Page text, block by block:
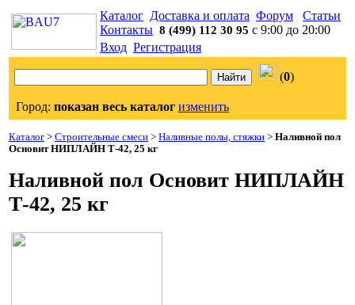
Каталог Доставка и оплата Форум
Статьи
Контакты 8 (499) 112 30 95 с 9:00 до 20:00
Вход Регистрация
(0)
Город: показан весь каталог изменить
Каталог > Строительные смеси > Наливные полы, стяжки > Наливной пол
Основит НИПЛАЙН Т-42, 25 кг
Наливной пол Основит НИПЛАЙН
Т-42, 25 кг